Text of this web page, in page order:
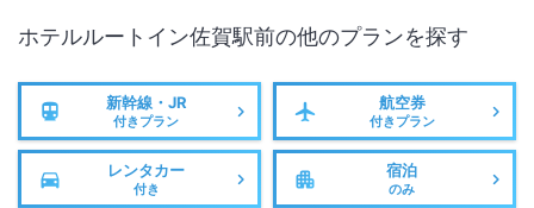
ホテルルートイン佐賀駅前の他のプランを探す
新幹線・JR
付きプラン
航空券
付きプラン
レンタカー
付き
宿泊
のみ